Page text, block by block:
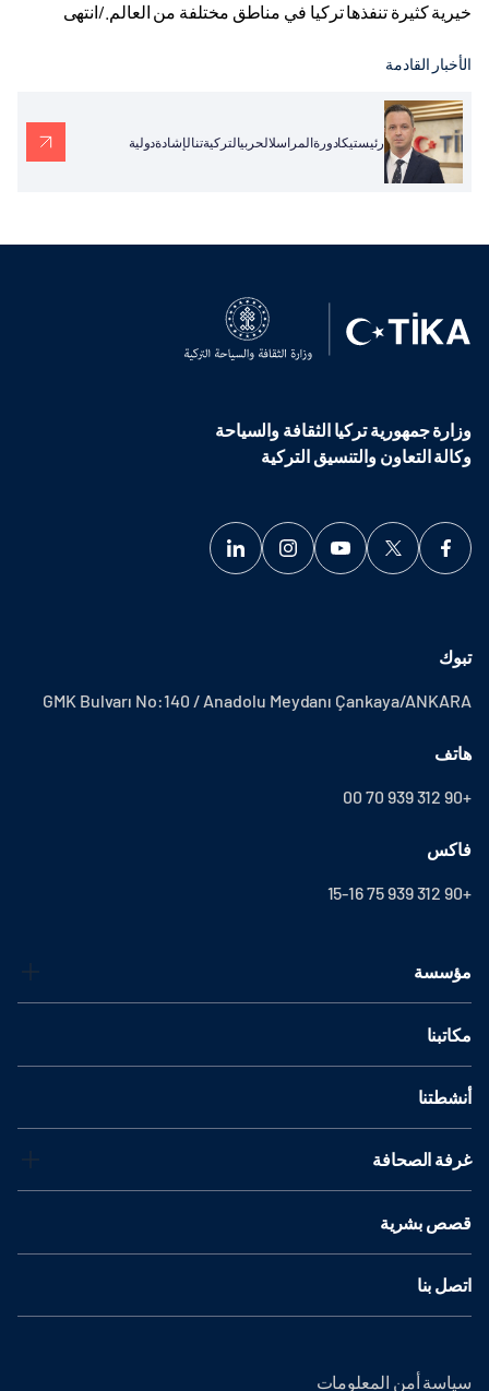
خيرية كثيرة تنفذها تركيا في مناطق مختلفة من العالم./انتهى
الأخبار القادمة
رئيستيكادورةالمراسلالحربيالتركيةتنالإشادةدولية
وزارة جمهورية تركيا الثقافة والسياحة
وكالة التعاون والتنسيق التركية
تبوك
GMK Bulvarı No:140 / Anadolu Meydanı Çankaya/ANKARA
هاتف
+90 312 939 70 00
فاكس
+90 312 939 75 15-16
مؤسسة
مكاتبنا
أنشطتنا
غرفة الصحافة
قصص بشرية
اتصل بنا
سياسة أمن المعلومات